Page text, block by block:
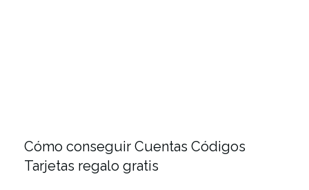
Cómo conseguir Cuentas Códigos
Tarjetas regalo gratis